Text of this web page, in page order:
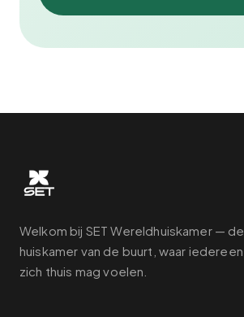
Welkom bij SET Wereldhuiskamer — de
huiskamer van de buurt, waar iedereen
zich thuis mag voelen.